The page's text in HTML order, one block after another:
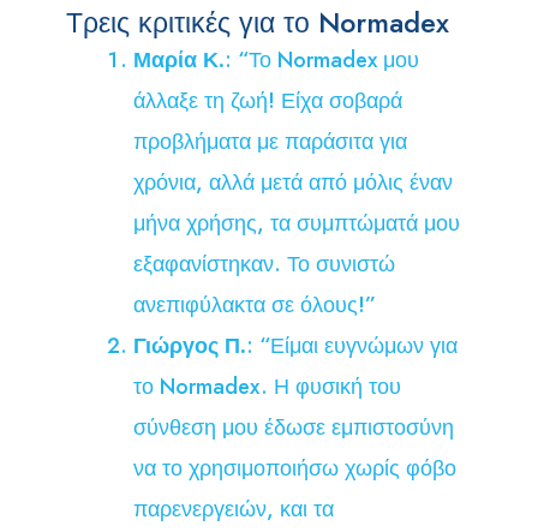
Τρεις κριτικές για το Normadex
Μαρία Κ.: “Το Normadex μου
άλλαξε τη ζωή! Είχα σοβαρά
προβλήματα με παράσιτα για
χρόνια, αλλά μετά από μόλις έναν
μήνα χρήσης, τα συμπτώματά μου
εξαφανίστηκαν. Το συνιστώ
ανεπιφύλακτα σε όλους!”
Γιώργος Π.: “Είμαι ευγνώμων για
το Normadex. Η φυσική του
σύνθεση μου έδωσε εμπιστοσύνη
να το χρησιμοποιήσω χωρίς φόβο
παρενεργειών, και τα